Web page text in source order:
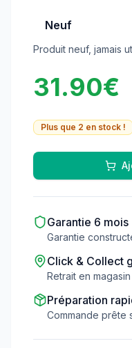
Neuf
Produit neuf, jamais
31.90€
Plus que 2 en stock !
Garantie 6 mois
Garantie
Click & Collect
Retrait en
Préparation
Commande prête